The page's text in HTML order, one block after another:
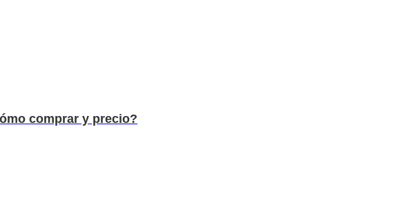
comprar y precio?